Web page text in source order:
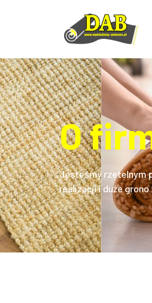
O
Jesteśmy rzetelnym
realizacji i duże